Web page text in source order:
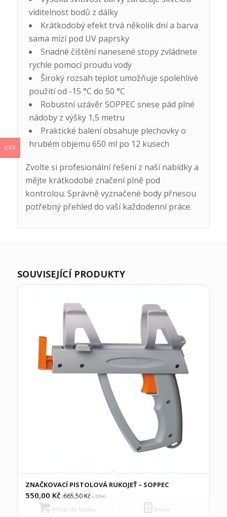
viditelnost bodů z dálky
Krátkodobý efekt trvá několik dní a barva
sama mizí pod UV paprsky
Snadné čištění nanesené stopy zvládnete
rychle pomocí proudu vody
Široký rozsah teplot umožňuje spolehlivé
použití od -15 °C do 50 °C
Robustní uzávěr SOPPEC snese pád plné
nádoby z výšky 1,5 metru
Praktické balení obsahuje plechovky o
hrubém objemu 650 ml po 12 kusech
Zvolte si profesionální řešení z naší nabídky a
mějte krátkodobé značení plně pod
kontrolou. Správně vyznačené body přnesou
potřebný přehled do vaší každodenní práce.
SOUVISEJÍCÍ PRODUKTY
ZNAČKOVACÍ PISTOLOVÁ RUKOJEŤ – SOPPEC
550,00 Kč (665,50Kčs DPH)
Přidat do košíku Detail
CZK